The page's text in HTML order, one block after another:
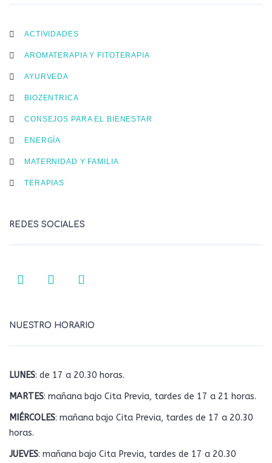
ACTIVIDADES
AROMATERAPIA Y FITOTERAPIA
AYURVEDA
BIOZENTRICA
CONSEJOS PARA EL BIENESTAR
ENERGÍA
MATERNIDAD Y FAMILIA
TERAPIAS
REDES SOCIALES
NUESTRO HORARIO
LUNES: de 17 a 20.30 horas.
MARTES: mañana bajo Cita Previa, tardes de 17 a 21 horas.
MIÉRCOLES: mañana bajo Cita Previa, tardes de 17 a 20.30
horas.
JUEVES: mañana bajo Cita Previa, tardes de 17 a 20.30